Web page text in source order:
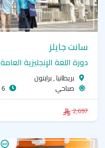
سانت جايلز
دورة اللغة الإنجليزية العامة
بريطانيا , برايتون
صباحي
2,697